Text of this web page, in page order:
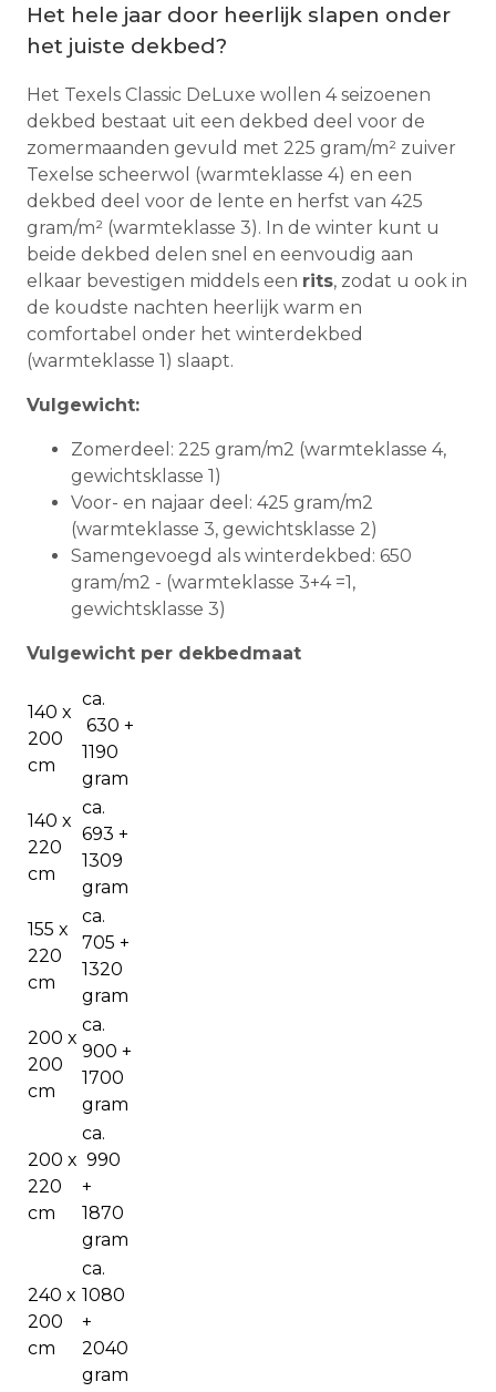
Het hele jaar door heerlijk slapen onder
het juiste dekbed?
Het Texels Classic DeLuxe wollen 4 seizoenen
dekbed bestaat uit een dekbed deel voor de
zomermaanden gevuld met 225 gram/m² zuiver
Texelse scheerwol (warmteklasse 4) en een
dekbed deel voor de lente en herfst van 425
gram/m² (warmteklasse 3). In de winter kunt u
beide dekbed delen snel en eenvoudig aan
elkaar bevestigen middels een rits, zodat u ook in
de koudste nachten heerlijk warm en
comfortabel onder het winterdekbed
(warmteklasse 1) slaapt.
Vulgewicht:
Zomerdeel: 225 gram/m2 (warmteklasse 4,
gewichtsklasse 1)
Voor- en najaar deel: 425 gram/m2
(warmteklasse 3, gewichtsklasse 2)
Samengevoegd als winterdekbed: 650
gram/m2 - (warmteklasse 3+4 =1,
gewichtsklasse 3)
Vulgewicht per dekbedmaat
140 x
200
cm
ca.
630 +
1190
gram
140 x
220
cm
ca.
693 +
1309
gram
155 x
220
cm
ca.
705 +
1320
gram
200 x
200
cm
ca.
900 +
1700
gram
200 x
220
cm
ca.
990
+
1870
gram
240 x
200
cm
ca.
1080
+
2040
gram